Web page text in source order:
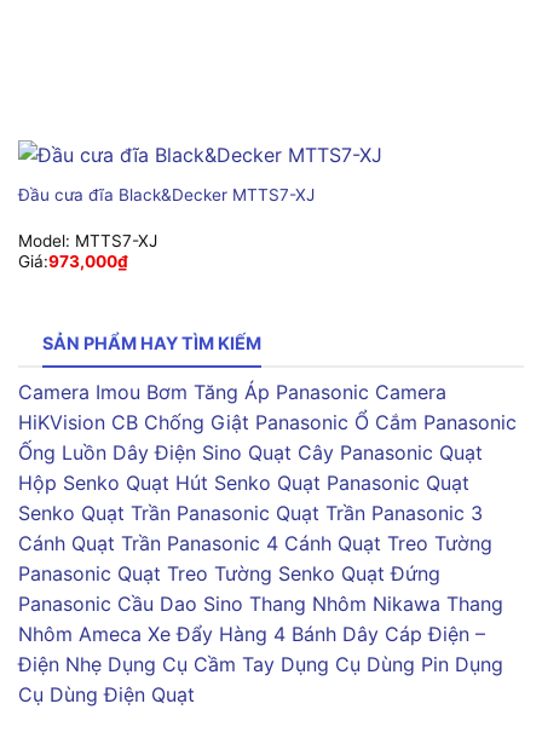
Đầu cưa đĩa Black&Decker MTTS7-XJ
Model: MTTS7-XJ
Giá:973,000₫
SẢN PHẨM HAY TÌM KIẾM
Camera Imou Bơm Tăng Áp Panasonic Camera
HiKVision CB Chống Giật Panasonic Ổ Cắm Panasonic
Ống Luồn Dây Điện Sino Quạt Cây Panasonic Quạt
Hộp Senko Quạt Hút Senko Quạt Panasonic Quạt
Senko Quạt Trần Panasonic Quạt Trần Panasonic 3
Cánh Quạt Trần Panasonic 4 Cánh Quạt Treo Tường
Panasonic Quạt Treo Tường Senko Quạt Đứng
Panasonic Cầu Dao Sino Thang Nhôm Nikawa Thang
Nhôm Ameca Xe Đẩy Hàng 4 Bánh Dây Cáp Điện –
Điện Nhẹ Dụng Cụ Cầm Tay Dụng Cụ Dùng Pin Dụng
Cụ Dùng Điện Quạt